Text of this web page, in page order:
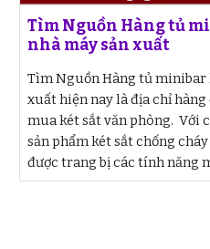
Tìm Nguồn Hàng tủ
nhà máy sản xuất
Tìm Nguồn Hàng tủ minibar
xuất hiện nay là địa chỉ
mua két sắt văn phòng. Với
sản phẩm két sắt chống
được trang bị các tính năng